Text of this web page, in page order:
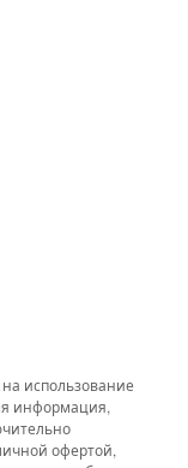
использование
информация,
офертой,